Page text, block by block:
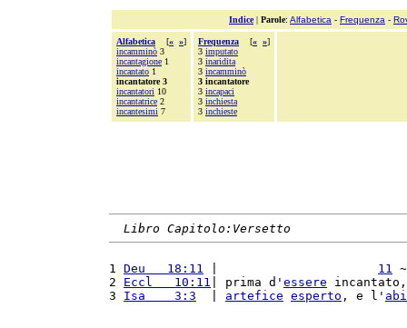
Indice| Parole: Alfabetica - Frequenza -
Alfabetica [« »]
incamminò 3
incantagione 1
incantato 1
incantatore 3
incantatori 10
incantatrice 2
incantesimi 7
Frequenza [« »]
3 imputato
3 inaridita
3 incamminò
3 incantatore
3 incapaci
3 inchiesta
3 inchieste
Libro Capitolo:Versetto
1 Deu   18:11 11
2 Eccl   10:11 | prima d' essere
3 Isa    3:3 artefice esperto , e l'